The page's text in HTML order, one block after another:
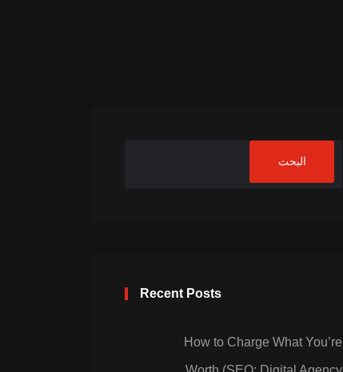
البحث
Recent Posts
How to Charge What You’re